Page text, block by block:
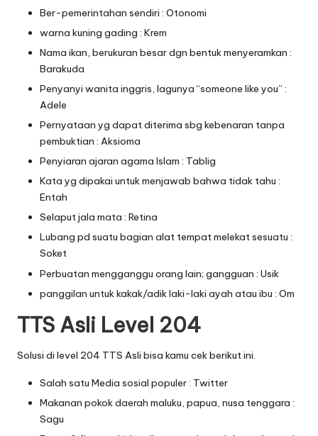
Ber-pemerintahan sendiri : Otonomi
warna kuning gading : Krem
Nama ikan, berukuran besar dgn bentuk menyeramkan :
Barakuda
Penyanyi wanita inggris, lagunya “someone like you” :
Adele
Pernyataan yg dapat diterima sbg kebenaran tanpa
pembuktian : Aksioma
Penyiaran ajaran agama Islam : Tablig
Kata yg dipakai untuk menjawab bahwa tidak tahu :
Entah
Selaput jala mata : Retina
Lubang pd suatu bagian alat tempat melekat sesuatu :
Soket
Perbuatan mengganggu orang lain; gangguan : Usik
panggilan untuk kakak/adik laki-laki ayah atau ibu : Om
TTS Asli Level 204
Solusi di level 204 TTS Asli bisa kamu cek berikut ini.
Salah satu Media sosial populer : Twitter
Makanan pokok daerah maluku, papua, nusa tenggara :
Sagu